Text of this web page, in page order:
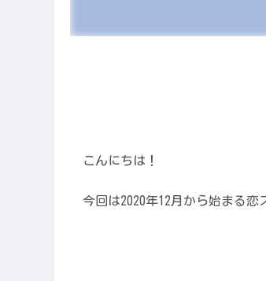
こんにちは！
今回は2020年12月から始まる